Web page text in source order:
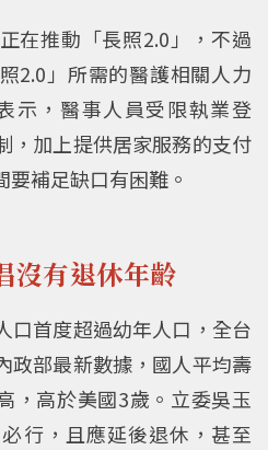
在推動「長照2.0」，不過
2.0」所需的醫護相關人力
示，醫事人員受限執業登
，加上提供居家服務的支付
補足缺口有困難。
沒有退休年齡
口首度超過幼年人口，全台
政部最新數據，國人平均壽
，高於美國3歲。立委吳玉
行，且應延後退休，甚至